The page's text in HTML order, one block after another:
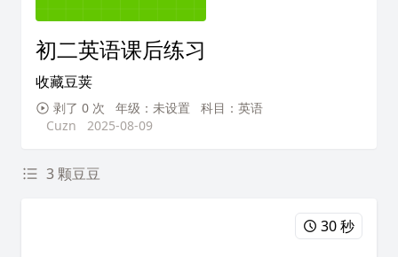
初二英语课后练习
收藏豆荚
剥了 0 次 年级：未设置
科目：英语
Cuzn
2025-08-09
3 颗豆豆
30 秒